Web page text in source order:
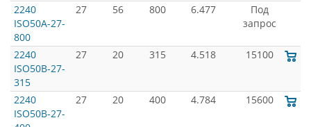
2240
ISO50A-27-
800
27 56 800 6.477
Под
запрос
2240
ISO50B-27-
315
27 20 315 4.518 15100
2240
ISO50B-27-
27 20 400 4.784 15600